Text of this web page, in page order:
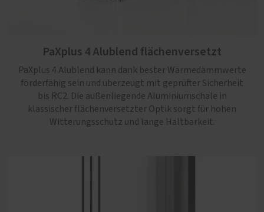
PaXplus 4 Alublend flächenversetzt
PaXplus 4 Alublend kann dank bester Wärmedämmwerte
förderfähig sein und überzeugt mit geprüfter Sicherheit
bis RC2. Die außenliegende Aluminiumschale in
klassischer flächenversetzter Optik sorgt für hohen
Witterungsschutz und lange Haltbarkeit.
PaXplus 4 Alublend flächenbündig
PaXplus 4 Alublend überzeugt mit geprüfter Sicherheit bis
RC2 und förderfähiger Wärmedämmung. Die